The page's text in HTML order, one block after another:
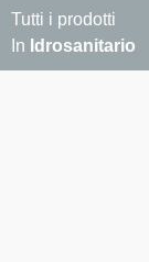
Tutti i prodotti
In Idrosanitario